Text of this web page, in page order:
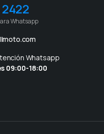
Whatsapp
Whatsapp
09:00-18:00